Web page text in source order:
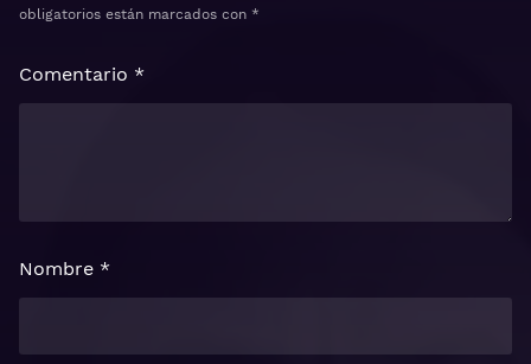
obligatorios están marcados con *
Comentario *
Nombre *